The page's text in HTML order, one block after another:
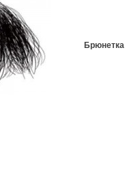
Брюнетка